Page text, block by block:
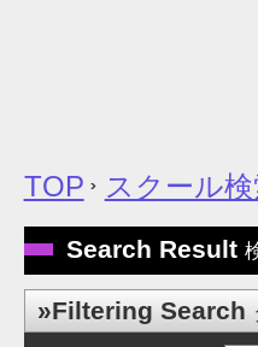
TOP スクール
Search Result
»Filtering Search